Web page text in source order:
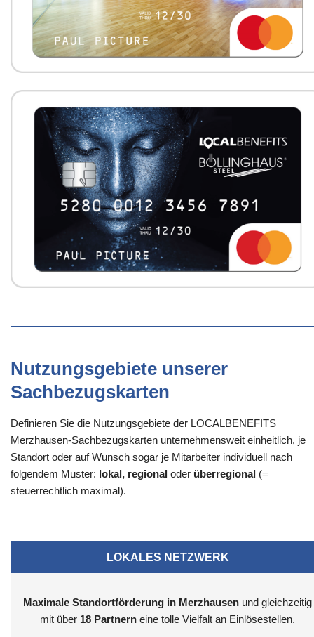
Nutzungsgebiete unserer
Sachbezugskarten
Definieren Sie die Nutzungsgebiete der LOCALBENEFITS
Merzhausen-Sachbezugskarten unternehmensweit einheitlich, je
Standort oder auf Wunsch sogar je Mitarbeiter individuell nach
folgendem Muster: lokal, regional oder überregional (=
steuerrechtlich maximal).
LOKALES NETZWERK
Maximale Standortförderung in Merzhausen und gleichzeitig
mit über 18 Partnern eine tolle Vielfalt an Einlösestellen.